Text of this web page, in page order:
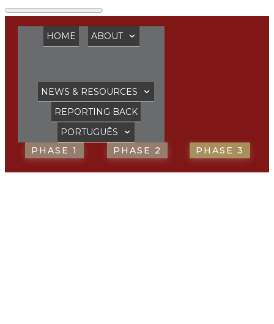
HOME ABOUT
NEWS & RESOURCES
REPORTING BACK
PORTUGUÊS
PHASE 1
PHASE 2 PHASE 3